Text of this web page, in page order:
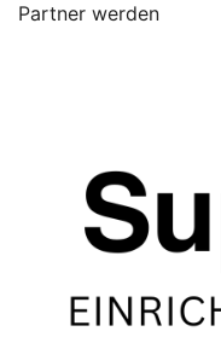
Partner werden